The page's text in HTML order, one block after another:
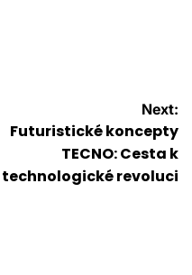
Next:
Futuristické koncepty
TECNO: Cesta k
technologické revoluci